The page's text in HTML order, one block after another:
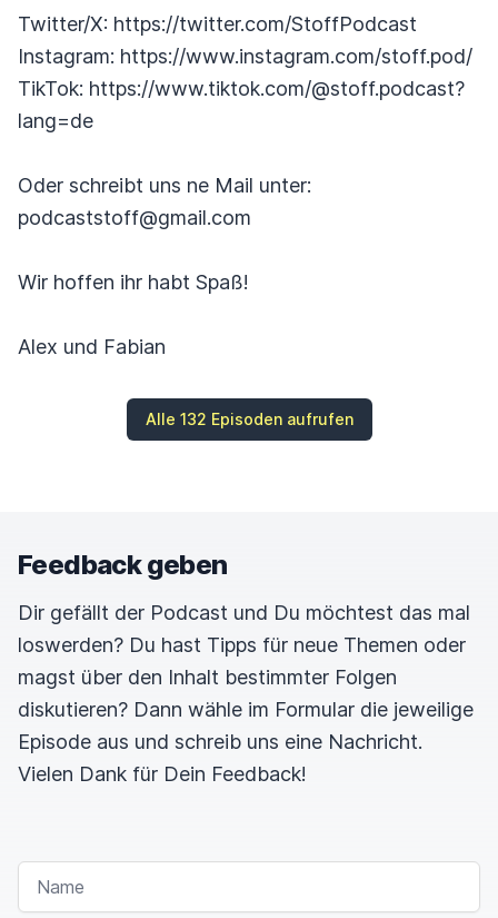
Twitter/X: https://twitter.com/StoffPodcast
Instagram: https://www.instagram.com/stoff.pod/
TikTok: https://www.tiktok.com/@stoff.podcast?
lang=de
Oder schreibt uns ne Mail unter:
podcaststoff@gmail.com
Wir hoffen ihr habt Spaß!
Alex und Fabian
Alle 132 Episoden aufrufen
Feedback geben
Dir gefällt der Podcast und Du möchtest das mal
loswerden? Du hast Tipps für neue Themen oder
magst über den Inhalt bestimmter Folgen
diskutieren? Dann wähle im Formular die jeweilige
Episode aus und schreib uns eine Nachricht.
Vielen Dank für Dein Feedback!
NAME